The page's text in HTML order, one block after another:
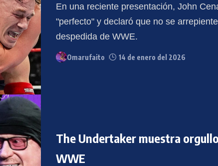
En una reciente presentación, John
"perfecto" y declaró que no se
despedida de WWE.
Omarufaito 14 de enero del 2026
The Undertaker muestra
WWE